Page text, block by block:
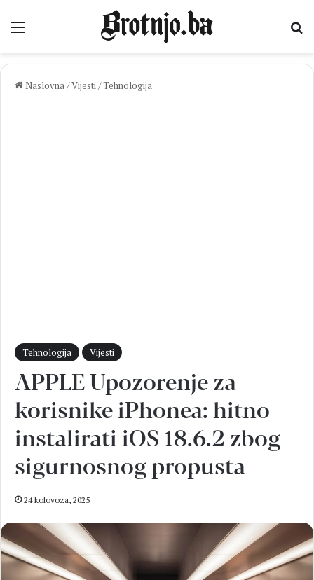
Izbornik
Naslovna/Vijesti/Tehnologija
Tehnologija Vijesti
APPLE Upozorenje za
korisnike iPhonea: hitno
instalirati iOS 18.6.2 zbog
sigurnosnog propusta
24 kolovoza, 2025